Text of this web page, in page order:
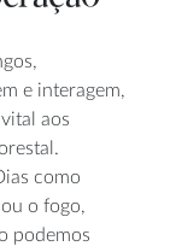
e interagem,
aos
como
o fogo,
podemos